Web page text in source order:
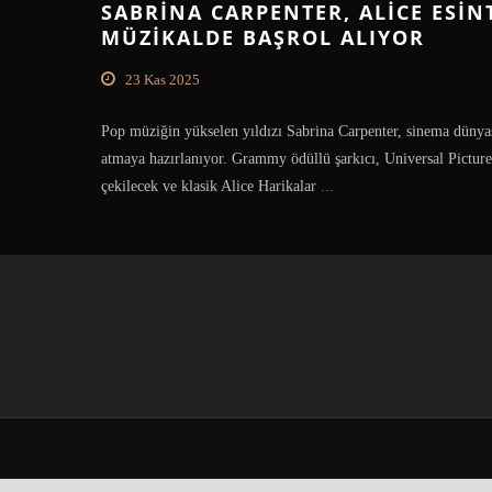
SABRINA CARPENTER, ALICE
MÜZIKALDE BAŞROL ALIYOR
23 Kas 2025
Pop müziğin yükselen yıldızı Sabrina Carpenter, sinema
atmaya hazırlanıyor. Grammy ödüllü şarkıcı, Universal
çekilecek ve klasik Alice Harikalar ...